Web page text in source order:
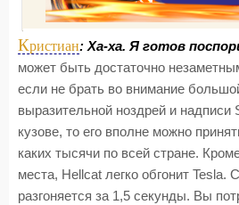
Кристиан: Ха-ха. Я готов
может быть достаточно
если не брать во внимание
выразительной ноздрей и надписи
кузове, то его вполне можно
каких тысячи по всей стране.
места, Hellcat легко обгонит Tesla.
разгоняется за 1,5 секунды. Вы